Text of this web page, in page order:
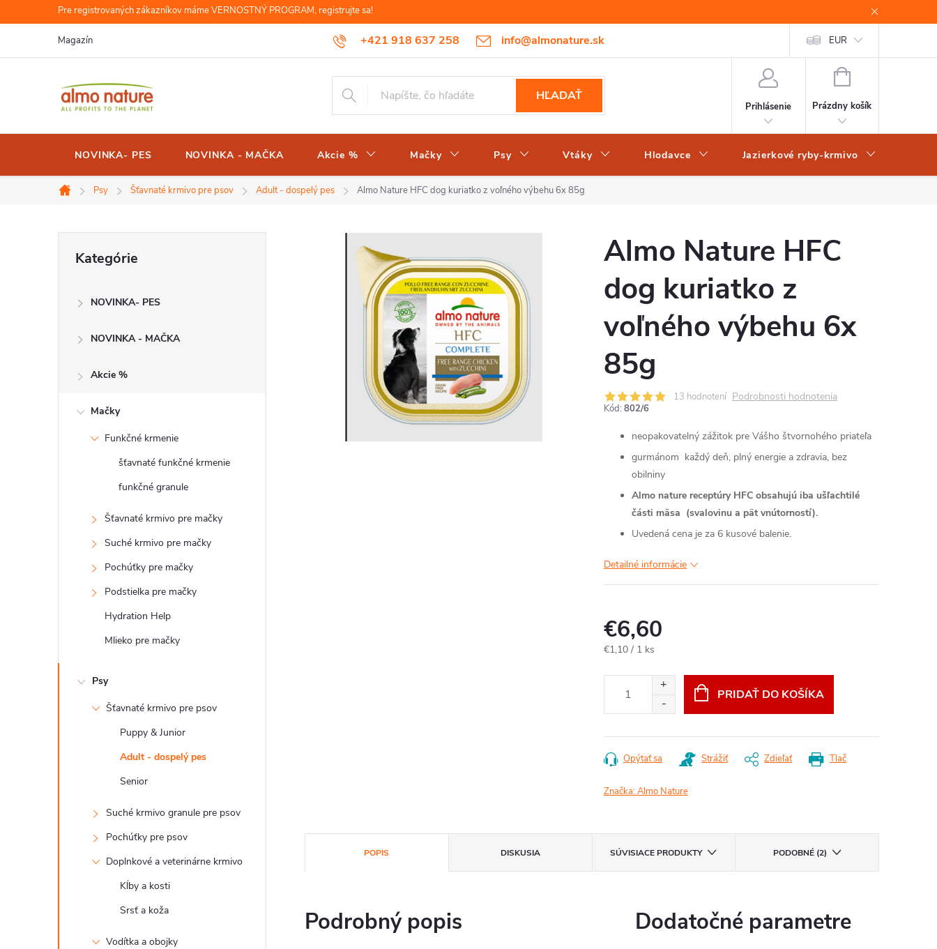
na
Pre registrovaných zákazníkov máme VERNOSTNÝ PROGRAM, registrujte sa!
+421 918 637 258 info@almonature.sk
Magazín EUR
HĽADAŤ
Prihlásenie
NÁKUPNÝ
Prázdny košík
NOVINKA- PES NOVINKA - MAČKA Akcie % Mačky Psy Vtáky Hlodavce Jazierkové ryby-krmivo
Domov
Psy Šťavnaté krmivo pre psov Adult - dospelý pes Almo Nature HFC dog kuriatko z voľného výbehu 6x 85g
kategórie
Kategórie
NOVINKA- PES
NOVINKA - MAČKA
Akcie %
Mačky
Funkčné krmenie
šťavnaté funkčné krmenie
funkčné granule
Šťavnaté krmivo pre mačky
Suché krmivo pre mačky
Pochúťky pre mačky
Podstielka pre mačky
Hydration Help
Mlieko pre mačky
Psy
Šťavnaté krmivo pre psov
Puppy & Junior
Adult - dospelý pes
Senior
Suché krmivo granule pre psov
Pochúťky pre psov
Doplnkové a veterinárne krmivo
Kĺby a kosti
Srsť a koža
Vodítka a obojky
Almo Nature HFC
dog kuriatko z
voľného výbehu 6x
85g
13 hodnotení Podrobnosti hodnotenia
Kód: 802/6
neopakovatelný zážitok pre Vášho štvornohého priateľa
gurmánom každý deň, plný energie a zdravia, bez
obilniny
Almo nature receptúry HFC obsahujú iba ušľachtilé
části mäsa (svalovinu a pät vnútorností).
Uvedená cena je za 6 kusové balenie.
Detailné informácie
€6,60
Jednotková
€1,10 / 1 ks
PRIDAŤ DO KOŠÍKA
Tlač
Opýtať sa Strážiť Zdieľať
Značka:Almo Nature
POPIS DISKUSIA SÚVISIACE PRODUKTY PODOBNÉ (2)
Podrobný popis Dodatočné parametre